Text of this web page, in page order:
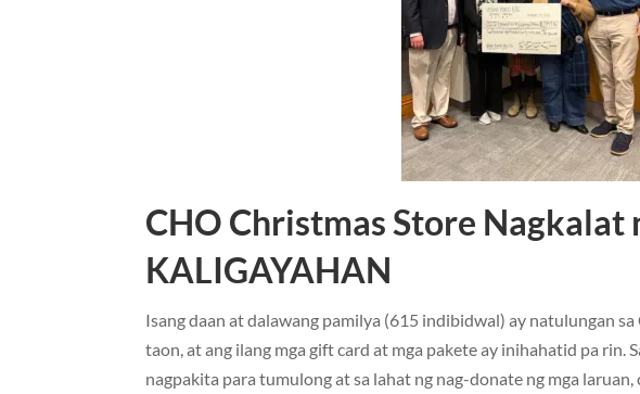
CHO Christmas Store Nagkalat
KALIGAYAHAN
Isang daan at dalawang pamilya (615 indibidwal) ay natulungan
taon, at ang ilang mga gift card at mga pakete ay inihahatid pa rin.
nagpakita para tumulong at sa lahat ng nag-donate ng mga